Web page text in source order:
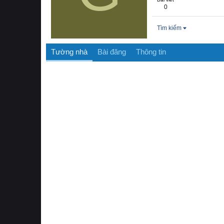
0
Tìm kiếm
Tường nhà Bài đăng Thông tin